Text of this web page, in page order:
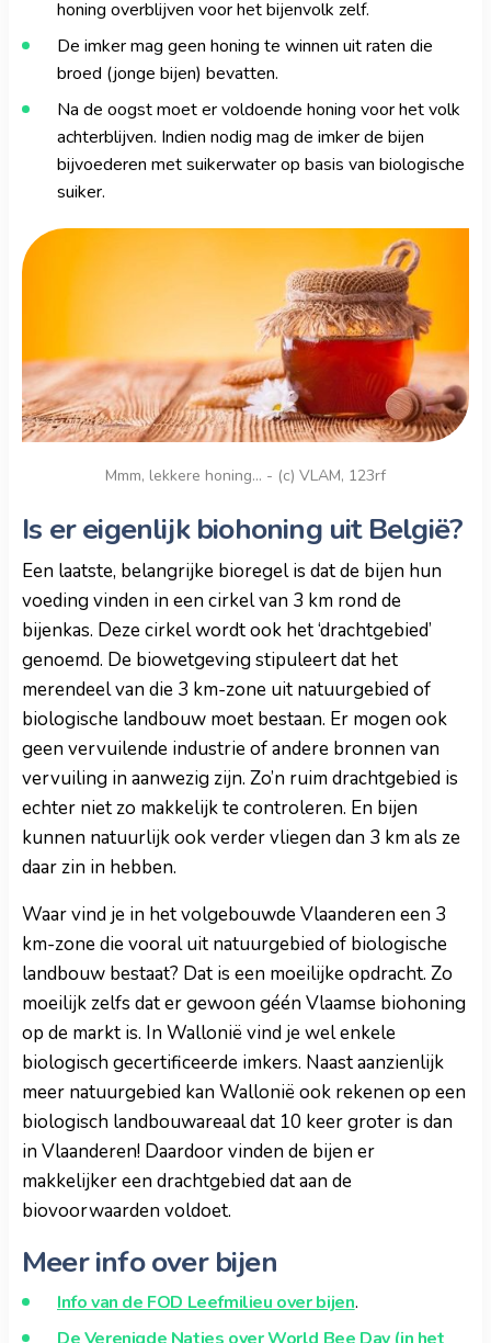
honing overblijven voor het bijenvolk zelf.
De imker mag geen honing te winnen uit raten die
broed (jonge bijen) bevatten.
Na de oogst moet er voldoende honing voor het volk
achterblijven. Indien nodig mag de imker de bijen
bijvoederen met suikerwater op basis van biologische
suiker.
Mmm, lekkere honing... - (c) VLAM, 123rf
Is er eigenlijk biohoning uit België?
Een laatste, belangrijke bioregel is dat de bijen hun
voeding vinden in een cirkel van 3 km rond de
bijenkas. Deze cirkel wordt ook het ‘drachtgebied’
genoemd. De biowetgeving stipuleert dat het
merendeel van die 3 km-zone uit natuurgebied of
biologische landbouw moet bestaan. Er mogen ook
geen vervuilende industrie of andere bronnen van
vervuiling in aanwezig zijn. Zo’n ruim drachtgebied is
echter niet zo makkelijk te controleren. En bijen
kunnen natuurlijk ook verder vliegen dan 3 km als ze
daar zin in hebben.
Waar vind je in het volgebouwde Vlaanderen een 3
km-zone die vooral uit natuurgebied of biologische
landbouw bestaat? Dat is een moeilijke opdracht. Zo
moeilijk zelfs dat er gewoon géén Vlaamse biohoning
op de markt is. In Wallonië vind je wel enkele
biologisch gecertificeerde imkers. Naast aanzienlijk
meer natuurgebied kan Wallonië ook rekenen op een
biologisch landbouwareaal dat 10 keer groter is dan
in Vlaanderen! Daardoor vinden de bijen er
makkelijker een drachtgebied dat aan de
biovoorwaarden voldoet.
Meer info over bijen
Info van de FOD Leefmilieu over bijen.